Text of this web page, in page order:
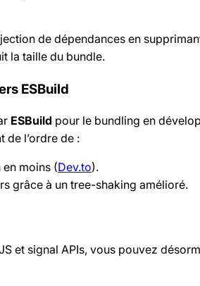
de dépendances en
la taille du bundle.
ESBuild
ESBuild pour le bundling en
de l’ordre de :
moins (Dev.to).
grâce à un tree-shaking amélioré.
et signal APIs, vous pouvez